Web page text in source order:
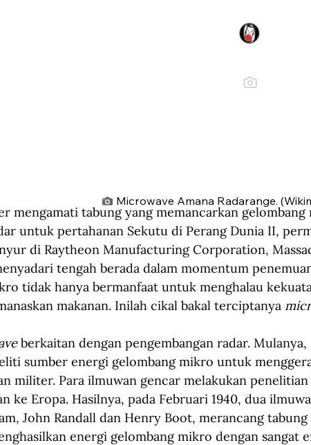
Microwave Amana Radarange.
mengamati tabung yang memancarkan gelombang
untuk pertahanan Sekutu di Perang Dunia II,
di Raytheon Manufacturing Corporation,
tengah berada dalam momentum
tidak hanya bermanfaat untuk menghalau
makanan. Inilah cikal bakal terciptanya
berkaitan dengan pengembangan radar. Mulanya,
sumber energi gelombang mikro untuk
militer. Para ilmuwan gencar melakukan penelitian
ke Eropa. Hasilnya, pada Februari 1940, dua
John Randall dan Henry Boot, merancang
energi gelombang mikro dengan sangat